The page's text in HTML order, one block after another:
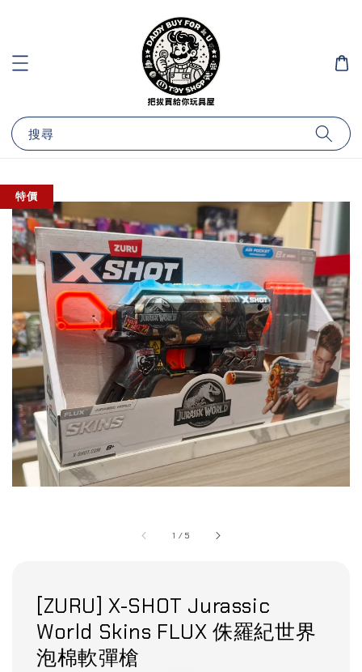
搜尋
1 /5
特價
[ZURU] X-SHOT Jurassic
World Skins FLUX 侏羅紀世界
泡棉軟彈槍